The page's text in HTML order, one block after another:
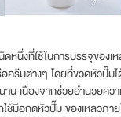
นึ่งที่ใช้ในการบรรจุของเห
ครีมต่างๆ โดยที่ขวดหัวปั๊มไ
าน เนื่องจากช่วยอำนวยคว
ถใช้มือกดหัวปั๊ม ของเหลวภ